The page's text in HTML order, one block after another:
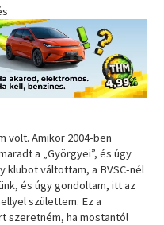
volt. Amikor 2004-ben
a „Györgyei”, és úgy
klubot váltottam, a BVSC-nél
és úgy gondoltam, itt az
születtem. Ez a
szeretném, ha mostantól